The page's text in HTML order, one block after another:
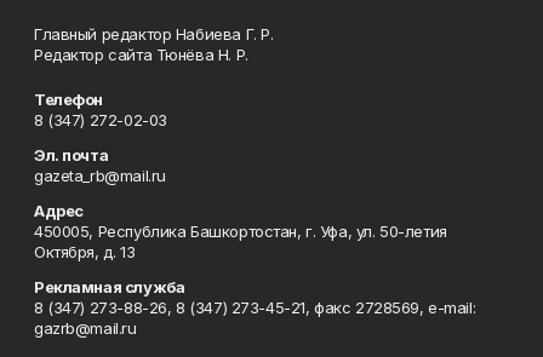
Главный редактор Набиева Г. Р.
Редактор сайта Тюнёва Н. Р.
Телефон
8 (347) 272-02-03
Эл. почта
gazeta_rb@mail.ru
Адрес
450005, Республика Башкортостан, г. Уфа, ул. 50-летия
Октября, д. 13
Рекламная служба
8 (347) 273-88-26, 8 (347) 273-45-21, факс 2728569, e-mail:
gazrb@mail.ru